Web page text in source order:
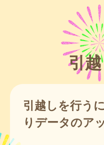
引
引越しを行う
りデータのア